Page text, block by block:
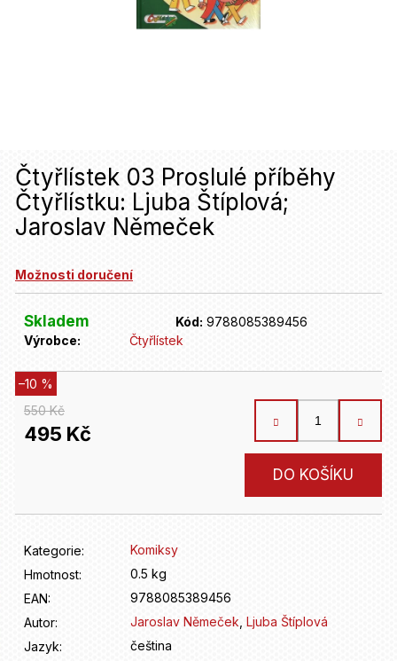
Čtyřlístek 03 Proslulé příběhy
Čtyřlístku: Ljuba Štíplová;
Jaroslav Němeček
Možnosti doručení
Skladem Kód: 9788085389456
Výrobce:
Čtyřlístek
550 Kč
–10 %
495 Kč
DO KOŠÍKU
Kategorie:
Komiksy
Hmotnost:
0.5 kg
EAN:
9788085389456
Autor: Jaroslav Němeček, Ljuba Štíplová
Jazyk:
čeština
a
j
t
D
o
p
č
e
m
e